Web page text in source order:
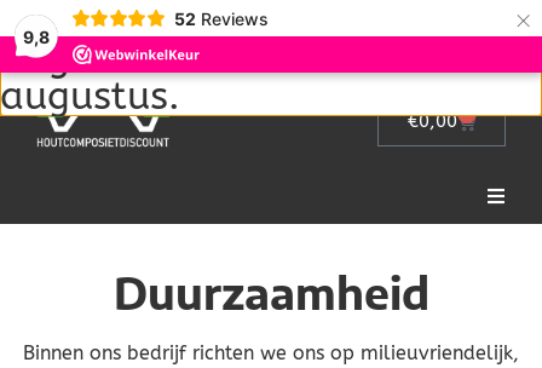
9,8
52 Reviews ×
€0,00 0
PicknicktafelDuurzaamheid
Binnen ons bedrijf richten we ons op milieuvriendelijk,
Wij zijn met vakantie van 1
augustus tot en met 22
augustus.